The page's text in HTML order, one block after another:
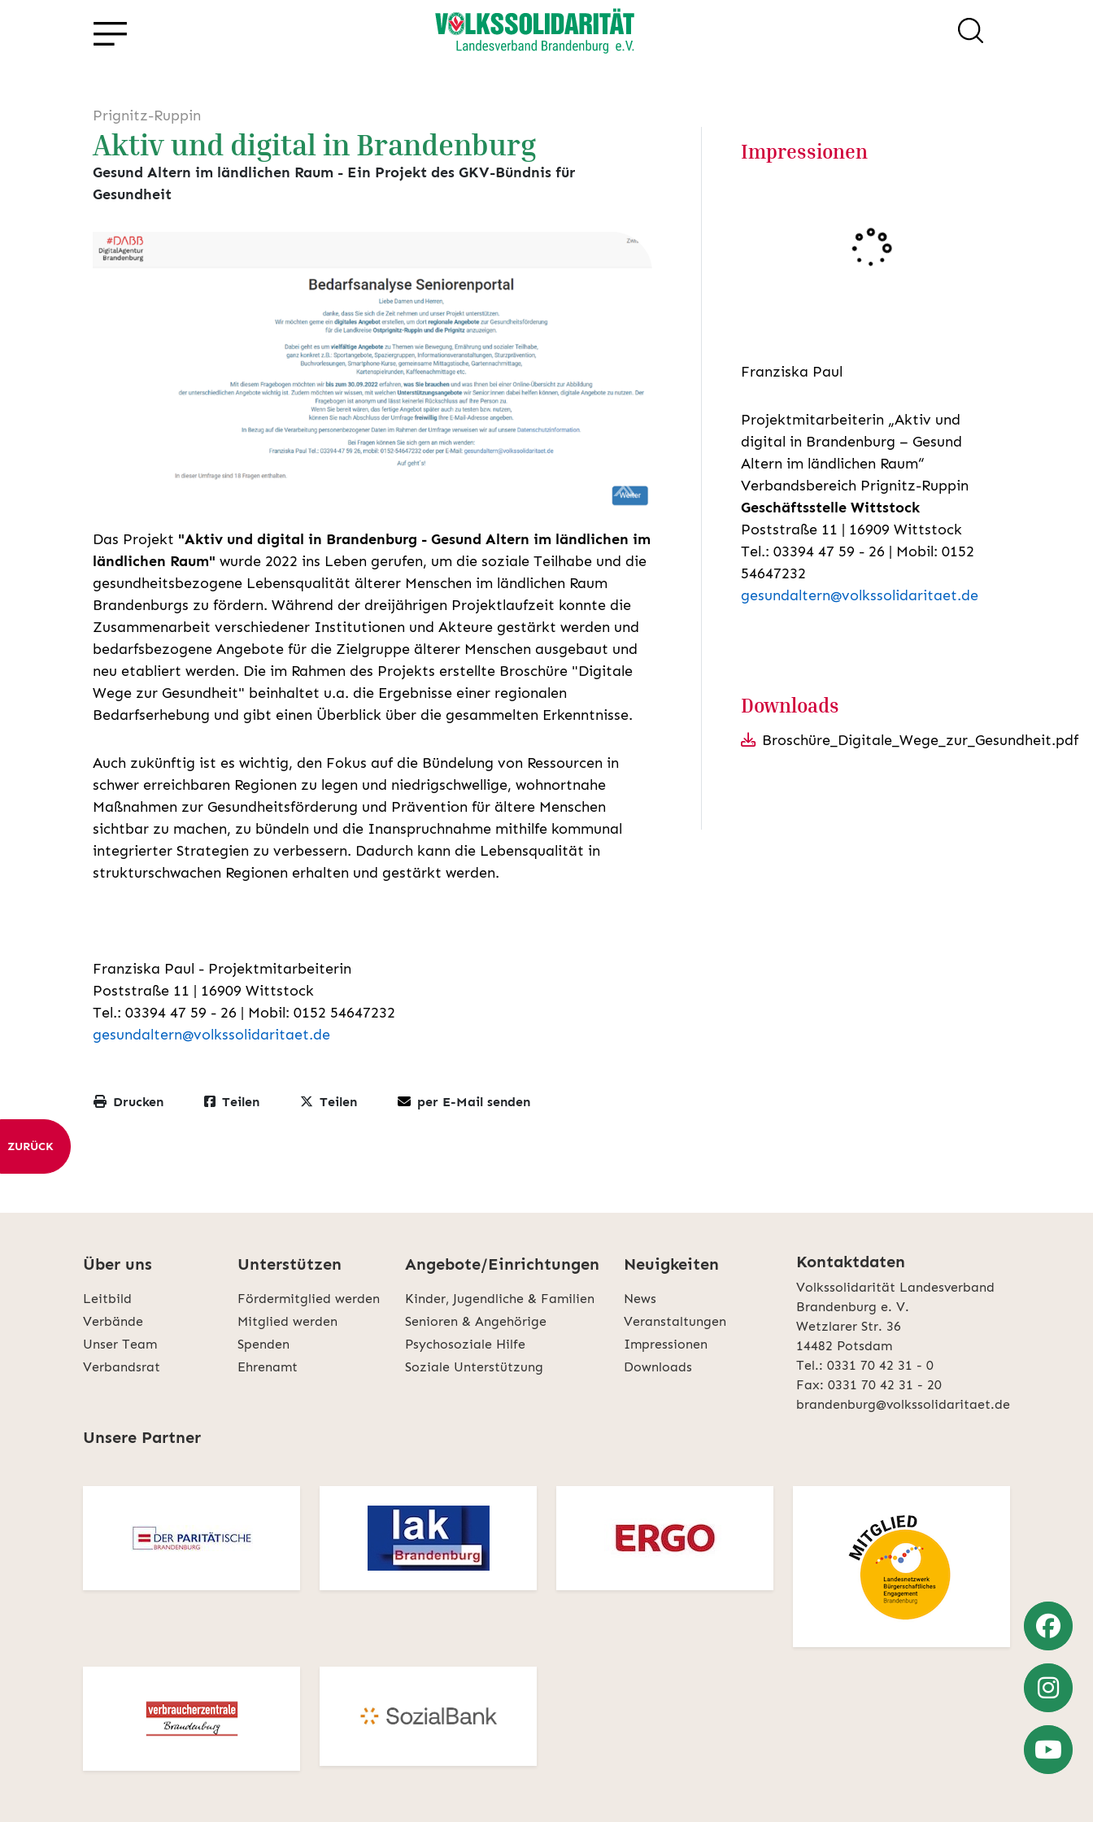
Prignitz-Ruppin
Aktiv und digital in Brandenburg
Gesund Altern im ländlichen Raum - Ein Projekt des GKV-Bündnis für
Gesundheit
Das Projekt "Aktiv und digital in Brandenburg - Gesund Altern im ländlichen im
ländlichen Raum" wurde 2022 ins Leben gerufen, um die soziale Teilhabe und die
gesundheitsbezogene Lebensqualität älterer Menschen im ländlichen Raum
Brandenburgs zu fördern. Während der dreijährigen Projektlaufzeit konnte die
Zusammenarbeit verschiedener Institutionen und Akteure gestärkt werden und
bedarfsbezogene Angebote für die Zielgruppe älterer Menschen ausgebaut und
neu etabliert werden. Die im Rahmen des Projekts erstellte Broschüre "Digitale
Wege zur Gesundheit" beinhaltet u.a. die Ergebnisse einer regionalen
Bedarfserhebung und gibt einen Überblick über die gesammelten Erkenntnisse.
Auch zukünftig ist es wichtig, den Fokus auf die Bündelung von Ressourcen in
schwer erreichbaren Regionen zu legen und niedrigschwellige, wohnortnahe
Maßnahmen zur Gesundheitsförderung und Prävention für ältere Menschen
sichtbar zu machen, zu bündeln und die Inanspruchnahme mithilfe kommunal
integrierter Strategien zu verbessern. Dadurch kann die Lebensqualität in
strukturschwachen Regionen erhalten und gestärkt werden.
Franziska Paul - Projektmitarbeiterin
Poststraße 11 | 16909 Wittstock
Tel.: 03394 47 59 - 26 | Mobil: 0152 54647232
gesundaltern@volkssolidaritaet.de
Drucken Teilen Teilen per E-Mail senden
Impressionen
Franziska Paul
Projektmitarbeiterin „Aktiv und
digital in Brandenburg – Gesund
Altern im ländlichen Raum“
Verbandsbereich Prignitz-Ruppin
Geschäftsstelle Wittstock
Poststraße 11 | 16909 Wittstock
Tel.: 03394 47 59 - 26 | Mobil: 0152
54647232
gesundaltern@volkssolidaritaet.de
Downloads
Broschüre_Digitale_Wege_zur_Gesundheit.pdf
ZURÜCK
Über uns
Leitbild
Verbände
Unser Team
Verbandsrat
Unterstützen
Fördermitglied werden
Mitglied werden
Spenden
Ehrenamt
Angebote/Einrichtungen
Kinder, Jugendliche & Familien
Senioren & Angehörige
Psychosoziale Hilfe
Soziale Unterstützung
Neuigkeiten
News
Veranstaltungen
Impressionen
Downloads
Kontaktdaten
Volkssolidarität Landesverband
Brandenburg e. V.
Wetzlarer Str. 36
14482 Potsdam
Tel.: 0331 70 42 31 - 0
Fax: 0331 70 42 31 - 20
brandenburg@volkssolidaritaet.de
Unsere Partner
Weiter
zu
Facebook
Weiter